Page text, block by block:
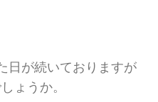
日が続いておりますが
ょうか。